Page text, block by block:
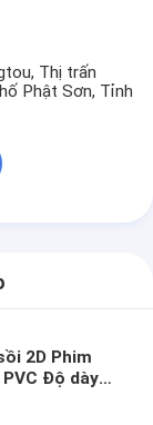
Thị trấn
Phật Sơn, Tỉnh
2D Phim
Độ dày